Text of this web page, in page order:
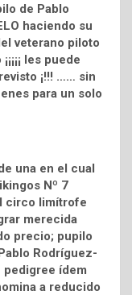
de Pablo
haciendo su
veterano piloto
les puede
¡!!! …… sin
para un solo
una en el cual
Nº 7
circo limítrofe
merecida
precio; pupilo
Rodríguez-
pedigree ídem
a reducido